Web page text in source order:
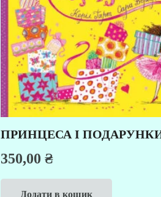
ПРИНЦЕСА І
350,00 ₴
Додати в кошик